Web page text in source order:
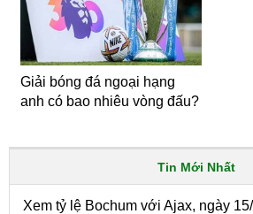
Giải bóng đá ngoại hạng
anh có bao nhiêu vòng đấu?
Tin Mới Nhất
Xem tỷ lệ Bochum với Ajax, ngày